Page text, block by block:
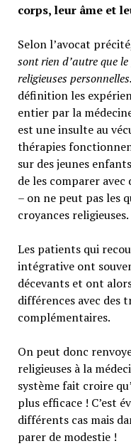
corps, leur âme et
Selon l’avocat
sont rien d’autre que
religieuses
définition les
entier par la
est une insulte au
thérapies
sur des jeunes
de les comparer
– on ne peut pas les
croyances religieuses.
Les patients qui
intégrative ont
décevants et ont
différences avec
complémentaires.
On peut donc
religieuses à la
système fait croire
plus efficace ! C’est
différents cas mais
parer de modestie !